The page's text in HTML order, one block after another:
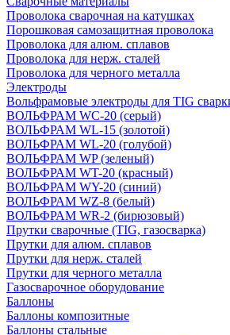
Проволока сварочная на катушках
Порошковая самозащитная проволока
Проволока для алюм. сплавов
Проволока для нерж. сталей
Проволока для черного металла
Электроды
Вольфрамовые электроды для TIG
ВОЛЬФРАМ WC-20 (серый)
ВОЛЬФРАМ WL-15 (золотой)
ВОЛЬФРАМ WL-20 (голубой)
ВОЛЬФРАМ WP (зеленый)
ВОЛЬФРАМ WT-20 (красный)
ВОЛЬФРАМ WY-20 (синий)
ВОЛЬФРАМ WZ-8 (белый)
ВОЛЬФРАМ WR-2 (бирюзовый)
Прутки сварочные (TIG, газосварка)
Прутки для алюм. сплавов
Прутки для нерж. сталей
Прутки для черного металла
Газосварочное оборудование
Баллоны
Баллоны композитные
Баллоны стальные